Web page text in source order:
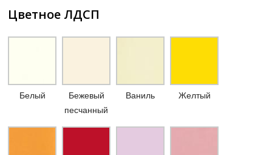
Цветное ЛДСП
Белый
Бежевый
песчанный
Ваниль Желтый